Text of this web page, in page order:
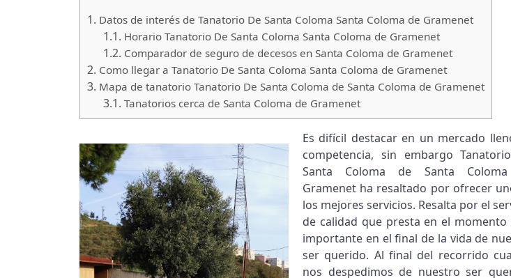
1. Datos de interés de Tanatorio De Santa Coloma Santa Coloma de Gramenet
1.1. Horario Tanatorio De Santa Coloma Santa Coloma de Gramenet
1.2. Comparador de seguro de decesos en Santa Coloma de Gramenet
2. Como llegar a Tanatorio De Santa Coloma Santa Coloma de Gramenet
3. Mapa de tanatorio Tanatorio De Santa Coloma de Santa Coloma de Gramenet
3.1. Tanatorios cerca de Santa Coloma de Gramenet
Es difícil destacar en un mercado
competencia, sin embargo
Santa Coloma de Santa
Gramenet ha resaltado por ofrecer
los mejores servicios. Resalta por el
de calidad que presta en el momento
importante en el final de la vida de
ser querido. Al final del recorrido
nos despedimos de nuestro ser